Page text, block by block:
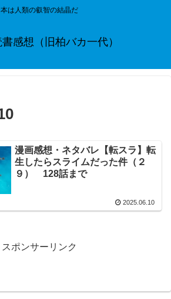
本は人類の叡智の結晶だ
感想（旧柏バカ一代）
漫画感想・ネタバレ【転スラ】転
生したらスライムだった件（２
９） 128話まで
2025.06.10
スポンサーリンク